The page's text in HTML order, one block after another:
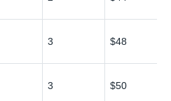
3 $48
3 $50